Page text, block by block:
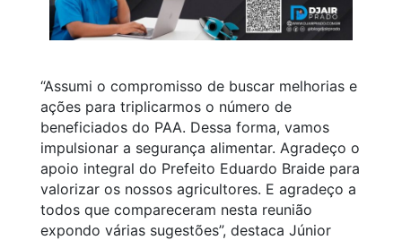
“Assumi o compromisso de buscar melhorias e
ações para triplicarmos o número de
beneficiados do PAA. Dessa forma, vamos
impulsionar a segurança alimentar. Agradeço o
apoio integral do Prefeito Eduardo Braide para
valorizar os nossos agricultores. E agradeço a
todos que compareceram nesta reunião
expondo várias sugestões”, destaca Júnior